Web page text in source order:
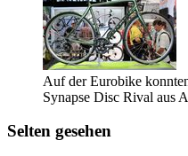
Auf der Eurobike
Synapse Disc Rival aus
Selten gesehen